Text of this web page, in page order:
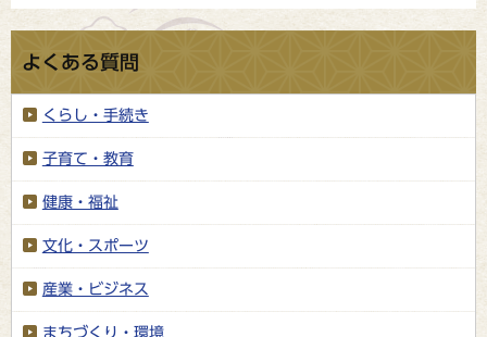
よくある質問
くらし・手続き
子育て・教育
健康・福祉
文化・スポーツ
産業・ビジネス
まちづくり・環境